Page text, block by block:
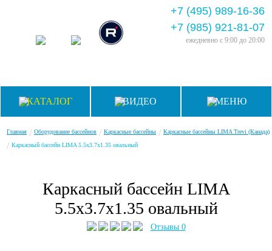
+7 (495) 989-16-36
+7 (985) 921-81-07
ежедневно с 9:00 до 20:00
КАТАЛОГ ВИДЕО МЕНЮ
Главная / Оборудование бассейнов / Каркасные бассейны / Каркасные бассейны LIMA Trevi (Канада)
/ Каркасный бассейн LIMA 5.5x3.7х1.35 овальный
Каркасный бассейн LIMA
5.5x3.7х1.35 овальный
Отзывы 0